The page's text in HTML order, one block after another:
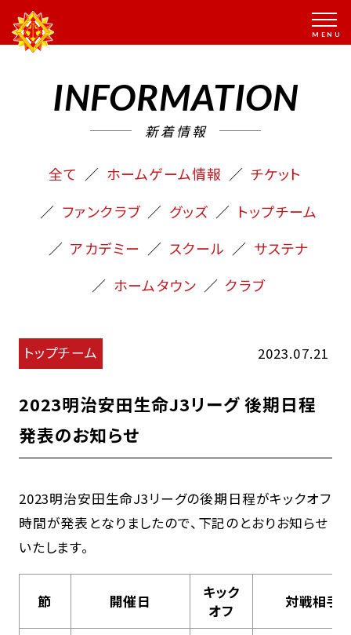
INFORMATION
新着情報
全て ホームゲーム情報
チケット
ファンクラブ
グッズ
トップチーム
アカデミー
スクール
サステナ
ホームタウン
クラブ
トップチーム 2023.07.21
2023明治安田生命J3リーグ 後期日程
発表のお知らせ
2023明治安田生命J3リーグの後期日程がキックオフ
時間が発表となりましたので、下記のとおりお知らせ
いたします。
節 開催日
キック
オフ
対戦相手